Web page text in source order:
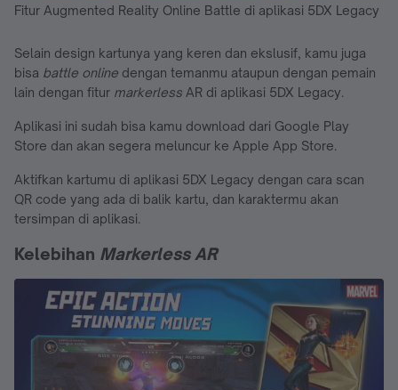
Fitur Augmented Reality Online Battle di aplikasi 5DX Legacy
Selain design kartunya yang keren dan ekslusif, kamu juga
bisa battle online dengan temanmu ataupun dengan pemain
lain dengan fitur markerless AR di aplikasi 5DX Legacy.
Aplikasi ini sudah bisa kamu download dari Google Play
Store dan akan segera meluncur ke Apple App Store.
Aktifkan kartumu di aplikasi 5DX Legacy dengan cara scan
QR code yang ada di balik kartu, dan karaktermu akan
tersimpan di aplikasi.
Kelebihan Markerless AR